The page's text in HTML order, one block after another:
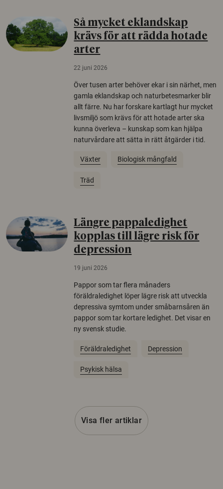
Så mycket eklandskap
krävs för att rädda hotade
arter
22 juni 2026
Över tusen arter behöver ekar i sin närhet, men
gamla eklandskap och naturbetesmarker blir
allt färre. Nu har forskare kartlagt hur mycket
livsmiljö som krävs för att hotade arter ska
kunna överleva – kunskap som kan hjälpa
naturvårdare att sätta in rätt åtgärder i tid.
Växter Biologisk mångfald
Träd
Längre pappaledighet
kopplas till lägre risk för
depression
19 juni 2026
Pappor som tar flera månaders
föräldraledighet löper lägre risk att utveckla
depressiva symtom under småbarnsåren än
pappor som tar kortare ledighet. Det visar en
ny svensk studie.
Föräldraledighet Depression
Psykisk hälsa
Visa fler artiklar